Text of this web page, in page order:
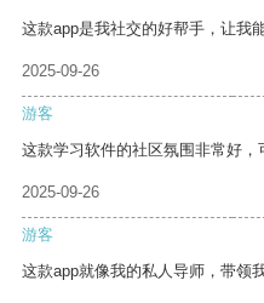
这款app是我社交的好帮手，让我
2025-09-26
游客
这款学习软件的社区氛围非常好，
2025-09-26
游客
这款app就像我的私人导师，带领